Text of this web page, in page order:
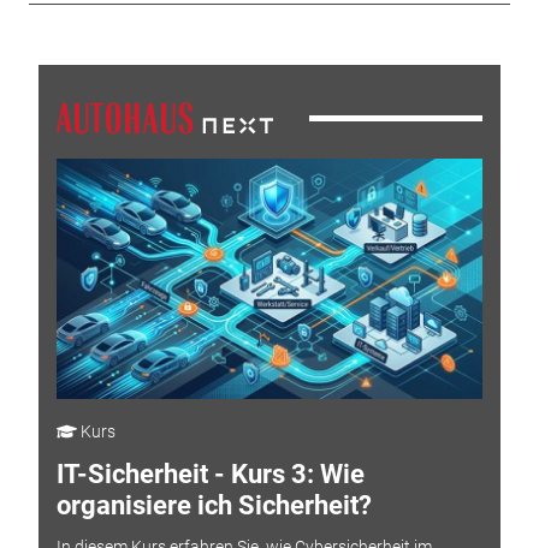
Kurs
IT-Sicherheit - Kurs 3: Wie
organisiere ich Sicherheit?